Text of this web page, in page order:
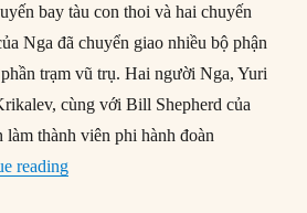
bay tàu con thoi và hai chuyến
Nga đã chuyển giao nhiều bộ phận
trạm vũ trụ. Hai người Nga, Yuri
cùng với Bill Shepherd của
thành viên phi hành đoàn
reading“02/11/2000: Phi hành đoàn